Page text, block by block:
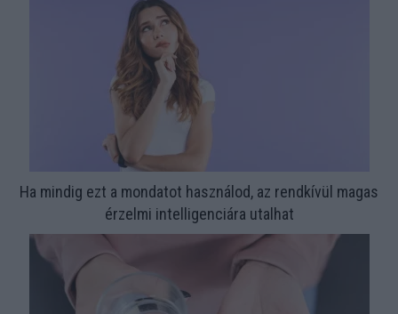
Ha mindig ezt a mondatot használod, az rendkívül magas
érzelmi intelligenciára utalhat